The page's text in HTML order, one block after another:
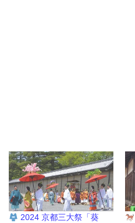
2024 京都三大祭「葵